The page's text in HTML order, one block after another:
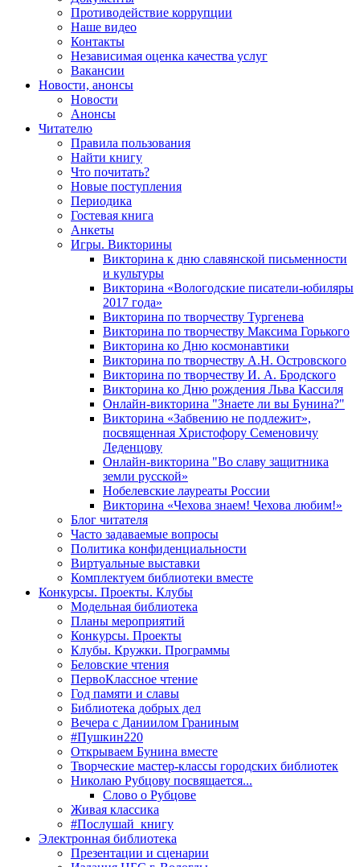
Противодействие коррупции
Наше видео
Контакты
Независимая оценка качества услуг
Вакансии
Новости, анонсы
Новости
Анонсы
Читателю
Правила пользования
Найти книгу
Что почитать?
Новые поступления
Периодика
Гостевая книга
Анкеты
Игры. Викторины
Викторина к дню славянской письменности
и культуры
Викторина «Вологодские писатели-юбиляры
2017 года»
Викторина по творчеству Тургенева
Викторина по творчеству Максима Горького
Викторина ко Дню космонавтики
Викторина по творчеству А.Н. Островского
Викторина по творчеству И. А. Бродского
Викторина ко Дню рождения Льва Кассиля
Онлайн-викторина "Знаете ли вы Бунина?"
Викторина «Забвению не подлежит»,
посвященная Христофору Семеновичу
Леденцову
Онлайн-викторина "Во славу защитника
земли русской»
Нобелевские лауреаты России
Викторина «Чехова знаем! Чехова любим!»
Блог читателя
Часто задаваемые вопросы
Политика конфиденциальности
Виртуальные выставки
Комплектуем библиотеки вместе
Конкурсы. Проекты. Клубы
Модельная библиотека
Планы мероприятий
Конкурсы. Проекты
Клубы. Кружки. Программы
Беловские чтения
ПервоКлассное чтение
Год памяти и славы
Библиотека добрых дел
Вечера с Даниилом Граниным
#Пушкин220
Открываем Бунина вместе
Творческие мастер-классы городских библиотек
Николаю Рубцову посвящается...
Слово о Рубцове
Живая классика
#Послушай_книгу
Электронная библиотека
Презентации и сценарии